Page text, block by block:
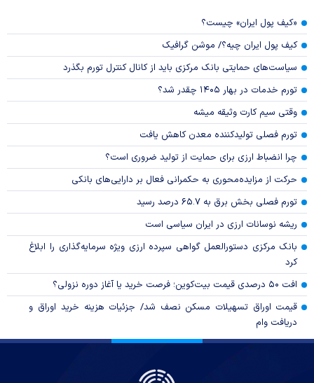
«کیف پول ایران» چیست؟
کیف پول ایران چیه؟/ موشن گرافیک
سیاست‌های حمایتی بانک مرکزی باید از کانال کنترل تورم بگذرد
تورم خدمات در بهار ۱۴۰۵ چقدر شد؟
وقتی سیم کارت وثیقه میشه
تورم فصلی تولیدکننده معدن کاهش یافت
چرا انضباط ارزی برای حمایت از تولید ضروری است؟
حرکت از مزایده‌محوری به حکمرانی فعال بر دارایی‌های بانکی
تورم فصلی بخش برق به ۶۵.۷ درصد رسید
ریشه نوسانات ارزی در ایران سیاسی است
بانک مرکزی دستورالعمل گواهی سپرده ارزی ویژه سرمایه‌گذاری را ابلاغ
کرد
افت ۵۰ درصدی قیمت بیت‌کوین؛ فرصت خرید یا آغاز دوره نزولی؟
قیمت اوراق تسهیلات مسکن نصف شد/ جزئیات هزینه خرید اوراق و
دریافت وام